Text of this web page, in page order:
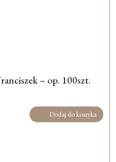
– op. 100szt.
Dodaj do koszyka